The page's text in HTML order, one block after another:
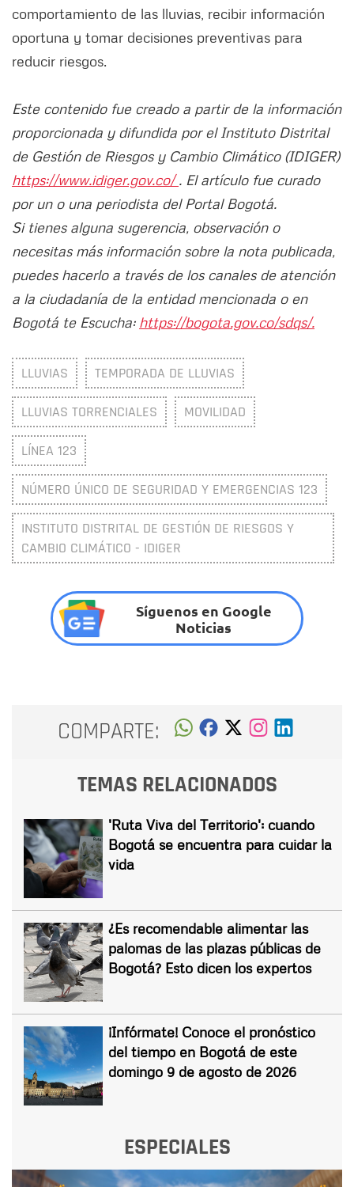
comportamiento de las lluvias, recibir información
oportuna y tomar decisiones preventivas para
reducir riesgos.
Este contenido fue creado a partir de la información
proporcionada y difundida por el Instituto Distrital
de Gestión de Riesgos y Cambio Climático (IDIGER)
https://www.idiger.gov.co/. El artículo fue curado
por un o una periodista del Portal Bogotá.
Si tienes alguna sugerencia, observación o
necesitas más información sobre la nota publicada,
puedes hacerlo a través de los canales de atención
a la ciudadanía de la entidad mencionada o en
Bogotá te Escucha: https://bogota.gov.co/sdqs/.
LLUVIAS TEMPORADA DE LLUVIAS
LLUVIAS TORRENCIALES MOVILIDAD
LÍNEA 123
NÚMERO ÚNICO DE SEGURIDAD Y EMERGENCIAS 123
INSTITUTO DISTRITAL DE GESTIÓN DE RIESGOS Y
CAMBIO CLIMÁTICO - IDIGER
Síguenos en Google
Noticias
COMPARTE:
TEMAS RELACIONADOS
'Ruta Viva del Territorio': cuando
Bogotá se encuentra para cuidar la
vida
¿Es recomendable alimentar las
palomas de las plazas públicas de
Bogotá? Esto dicen los expertos
¡Infórmate! Conoce el pronóstico
del tiempo en Bogotá de este
domingo 9 de agosto de 2026
ESPECIALES